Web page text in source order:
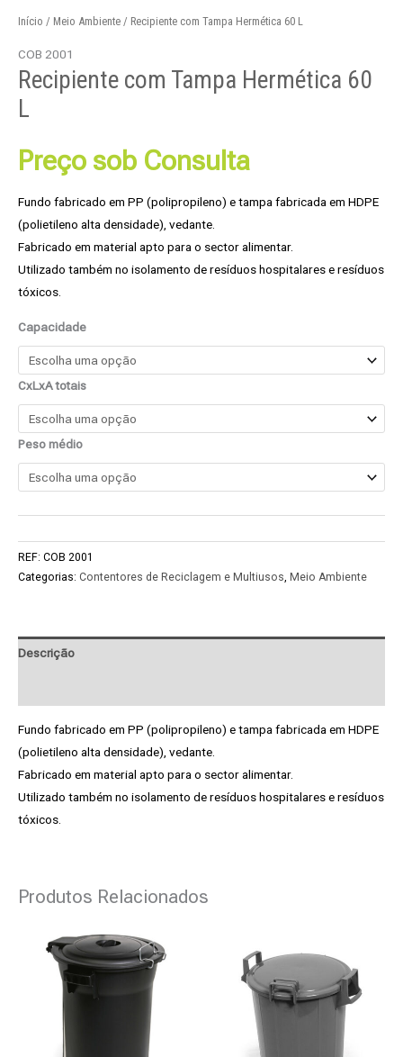
Início / Meio Ambiente / Recipiente com Tampa Hermética 60 L
COB 2001
Recipiente com Tampa Hermética 60
L
Preço sob Consulta
Fundo fabricado em PP (polipropileno) e tampa fabricada em HDPE
(polietileno alta densidade), vedante.
Fabricado em material apto para o sector alimentar.
Utilizado também no isolamento de resíduos hospitalares e resíduos
tóxicos.
Capacidade
CxLxA totais
Peso médio
REF: COB 2001
Categorias: Contentores de Reciclagem e Multiusos, Meio Ambiente
Descrição
Fundo fabricado em PP (polipropileno) e tampa fabricada em HDPE
(polietileno alta densidade), vedante.
Fabricado em material apto para o sector alimentar.
Utilizado também no isolamento de resíduos hospitalares e resíduos
tóxicos.
Produtos Relacionados